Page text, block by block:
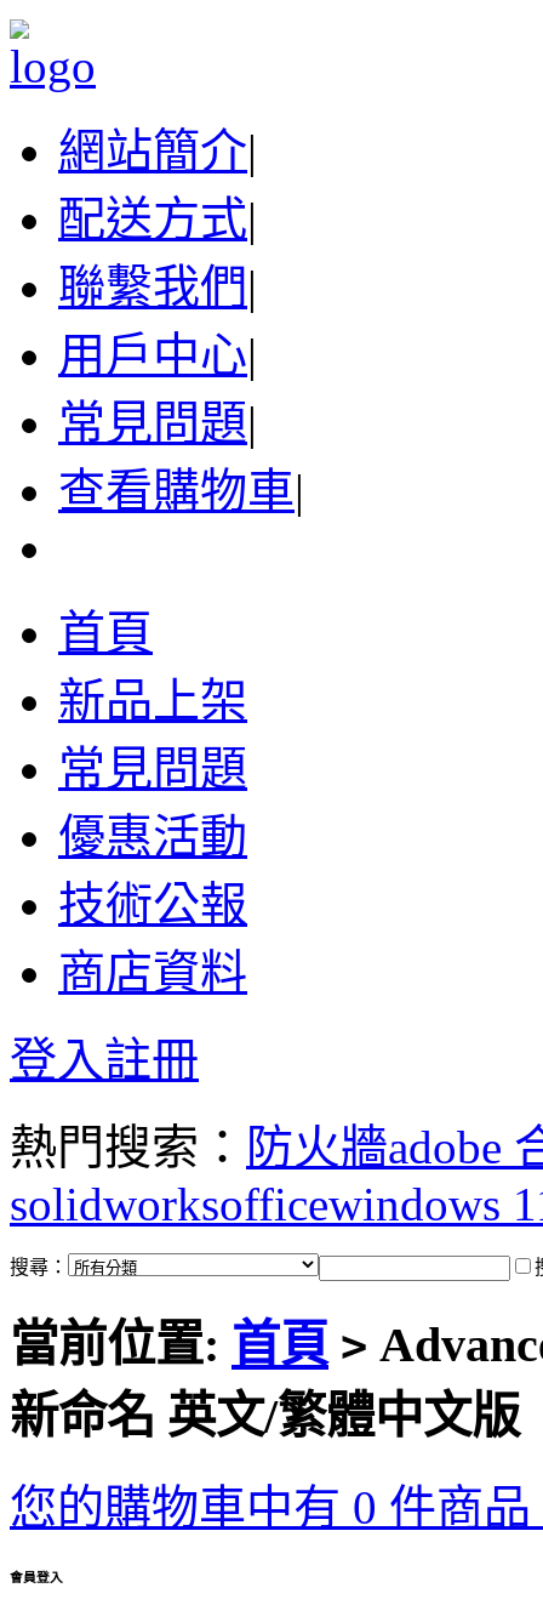
網站簡介|
配送方式|
聯繫我們|
用戶中心|
常見問題|
查看購物車|
首頁
新品上架
常見問題
優惠活動
技術公報
商店資料
登入註冊
熱門搜索： 防火牆adobe
solidworksofficewindows
搜尋：
當前位置: 首頁 >
新命名 英文/繁體中文版
您的購物車中有 0 件商
會員登入